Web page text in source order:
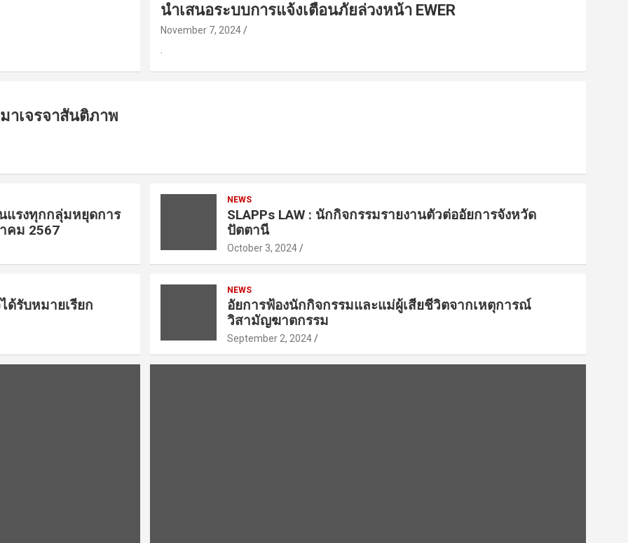
นำเสนอระบบการแจ้งเตือนภัยล่วงหน้า EWER
November 7, 2024
.
าเจรจาสันติภาพ
แรงทุกกลุ่มหยุดการ
คม 2567
NEWS
SLAPPs LAW : นักกิจกรรมรายงานตัวต่ออัยการจังหวัด
ปัตตานี
October 3, 2024
รับหมายเรียก
NEWS
อัยการฟ้องนักกิจกรรมและแม่ผู้เสียชีวิตจากเหตุการณ์
วิสามัญฆาตกรรม
September 2, 2024